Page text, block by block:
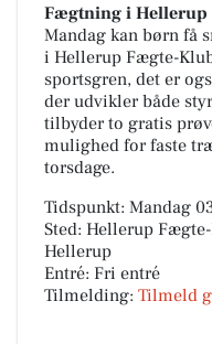
Fægtning i
Mandag kan børn få
i Hellerup Fægte-
sportsgren, det er
der udvikler både
tilbyder to gratis
mulighed for faste
torsdage.
Tidspunkt: Mandag
Sted: Hellerup
Hellerup
Entré: Fri entré
Tilmelding: Tilmeld